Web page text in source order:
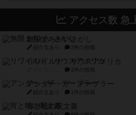
アクセス数 急
無限まちがいさがし
紹介文あり 2件の投稿
リワイルド：サウスアメリカ
2件の投稿
アンダー・ザ・テーブラー
紹介文あり 1件の投稿
宵と暁の呪文書